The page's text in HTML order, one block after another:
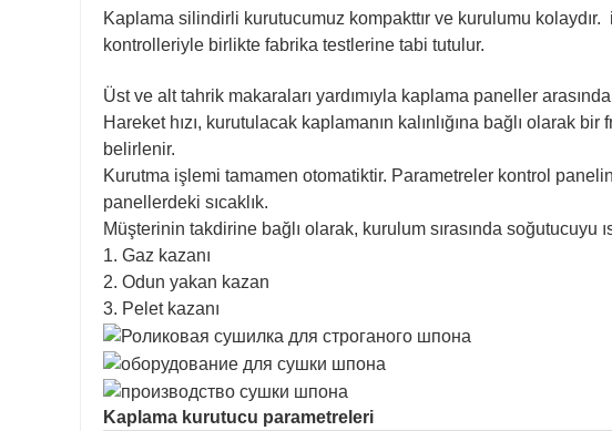
Kaplama silindirli kurutucumuz kompakttır ve kurulumu kolaydır.
kontrolleriyle birlikte fabrika testlerine tabi tutulur.
Üst ve alt tahrik makaraları yardımıyla kaplama paneller
Hareket hızı, kurutulacak kaplamanın kalınlığına bağlı olarak
belirlenir.
Kurutma işlemi tamamen otomatiktir. Parametreler kontrol
panellerdeki sıcaklık.
Müşterinin takdirine bağlı olarak, kurulum sırasında soğutucuyu
1. Gaz kazanı
2. Odun yakan kazan
3. Pelet kazanı
Kaplama kurutucu parametreleri